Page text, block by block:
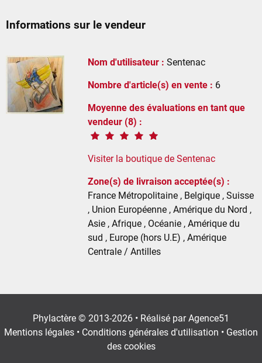
Informations sur le vendeur
Nom d'utilisateur : Sentenac
Nombre d'article(s) en vente : 6
Moyenne des évaluations en tant que
vendeur (8) :
Visiter la boutique de Sentenac
Zone(s) de livraison acceptée(s) :
France Métropolitaine , Belgique , Suisse
, Union Européenne , Amérique du Nord ,
Asie , Afrique , Océanie , Amérique du
sud , Europe (hors U.E) , Amérique
Centrale / Antilles
Phylactère © 2013-2026 • Réalisé parAgence51
Mentions légales • Conditions générales d'utilisation • Gestion
des cookies